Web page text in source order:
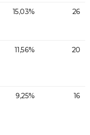
15,03% 26
11,56% 20
9,25% 16